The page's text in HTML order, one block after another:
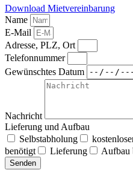
Download Mietvereinbarung
Name
E-Mail
Adresse, PLZ, Ort
Telefonnummer
Gewünschtes Datum
Nachricht
Lieferung und Aufbau
Selbstabholung
benötigt
Lieferung Aufbau
Senden